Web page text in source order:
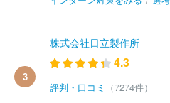
3
株式会社日立製作所
4.3
評判・口コミ
（7274件）